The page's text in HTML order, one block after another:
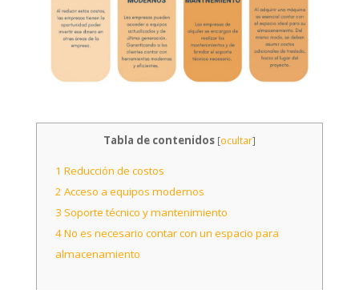
Tabla de contenidos [ocultar]
1 Reducción de costos
2 Acceso a equipos modernos
3 Soporte técnico y mantenimiento
4No es necesario contar con un espacio para
almacenamiento